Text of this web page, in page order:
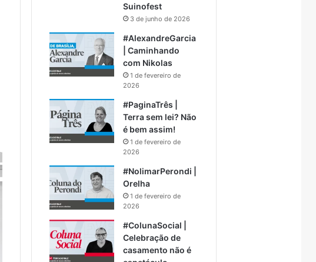
Suinofest
3 de junho de 2026
#AlexandreGarcia
| Caminhando
com Nikolas
1 de fevereiro de
2026
#PaginaTrês |
Terra sem lei? Não
é bem assim!
1 de fevereiro de
2026
#NolimarPerondi |
Orelha
1 de fevereiro de
2026
#ColunaSocial |
Celebração de
casamento não é